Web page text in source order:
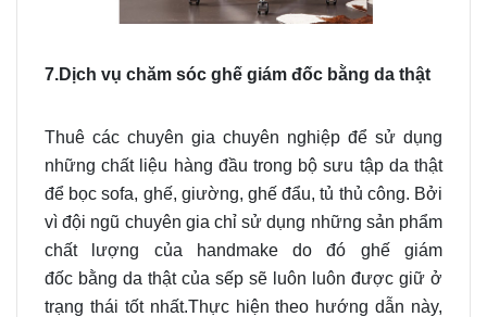
7.Dịch vụ chăm sóc ghế giám đốc bằng da thật
Thuê các chuyên gia chuyên nghiệp để sử dụng
những chất liệu hàng đầu trong bộ sưu tập da thật
để bọc sofa, ghế, giường, ghế đẩu, tủ thủ công. Bởi
vì đội ngũ chuyên gia chỉ sử dụng những sản phẩm
chất lượng của handmake do đó ghế giám
đốc bằng da thật của sếp sẽ luôn luôn được giữ ở
trạng thái tốt nhất.Thực hiện theo hướng dẫn này,